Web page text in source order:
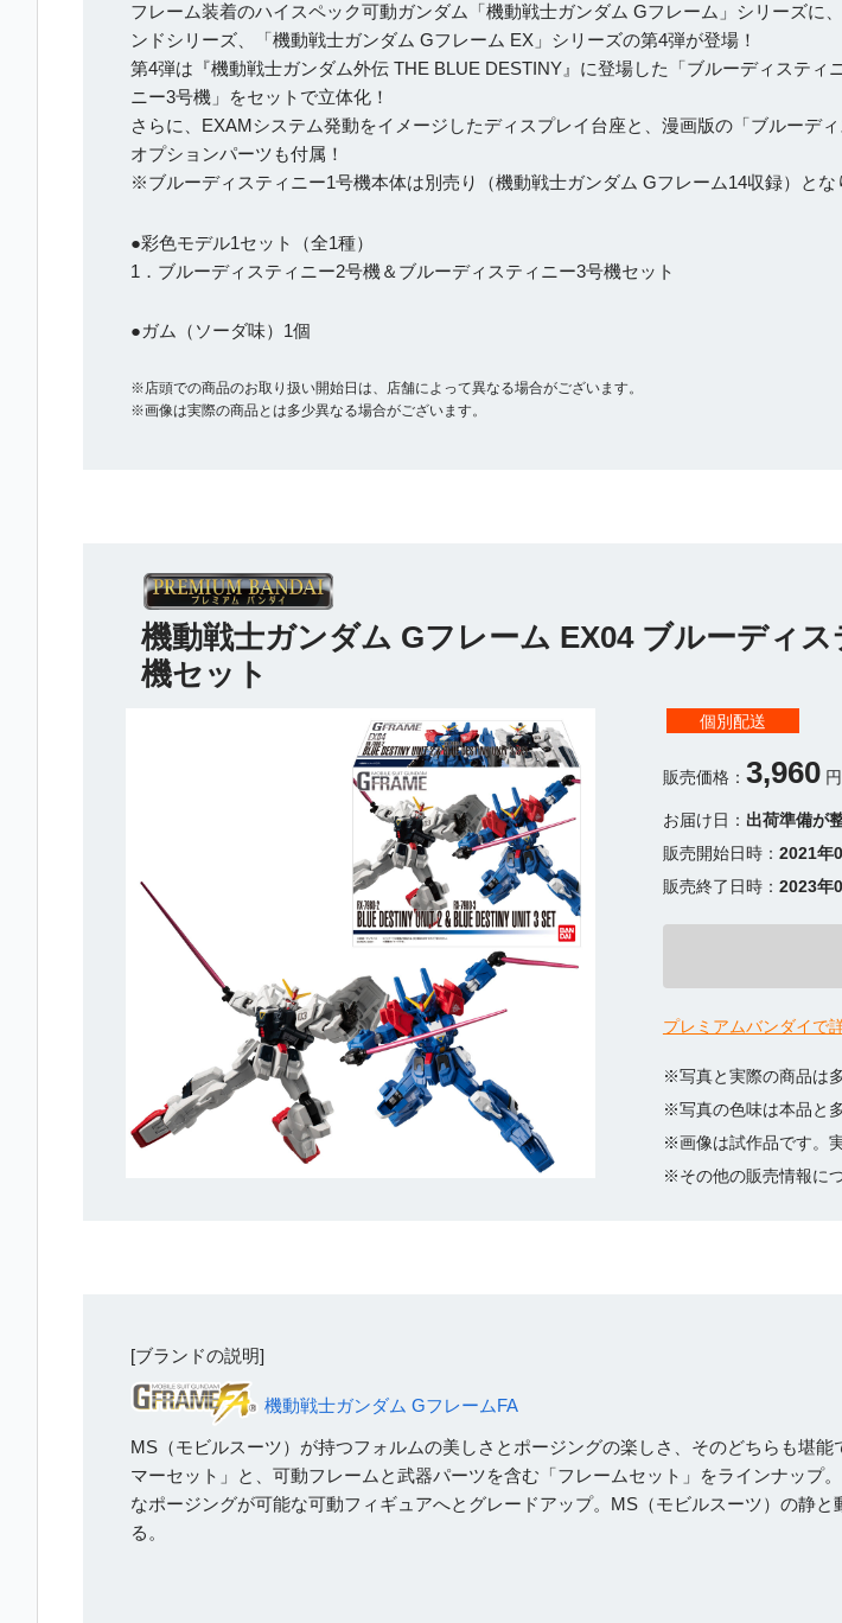
フレーム装着のハイスペック可動ガンダム「機動戦士ガンダム Gフレーム」シリーズに
ンドシリーズ、「機動戦士ガンダム Gフレーム EX」シリーズの第4弾が登場！
第4弾は『機動戦士ガンダム外伝 THE BLUE DESTINY』に登場した「ブルーディスティ
ニー3号機」をセットで立体化！
さらに、EXAMシステム発動をイメージしたディスプレイ台座と、漫画版の「ブルーデ
オプションパーツも付属！
※ブルーディスティニー1号機本体は別売り（機動戦士ガンダム Gフレーム14収録）とな
●彩色モデル1セット（全1種）
1．ブルーディスティニー2号機＆ブルーディスティニー3号機セット
●ガム（ソーダ味）1個
※店頭での商品のお取り扱い開始日は、店舗によって異なる場合がございます。
※画像は実際の商品とは多少異なる場合がございます。
機動戦士ガンダム Gフレーム EX04 ブルーディ
機セット
個別配送
販売価格： 3,960円
お届け日： 出荷準備が
販売開始日時： 2021年
販売終了日時： 2023年
プレミアムバンダイで
※写真と実際の商品は
※写真の色味は本品と
※画像は試作品です。
※その他の販売情報に
[ブランドの説明]
機動戦士ガンダム GフレームFA
MS（モビルスーツ）が持つフォルムの美しさとポージングの楽しさ、そのどちらも堪
マーセット」と、可動フレームと武器パーツを含む「フレームセット」をラインナップ。
なポージングが可能な可動フィギュアへとグレードアップ。 MS（モビルスーツ）の静と
る。